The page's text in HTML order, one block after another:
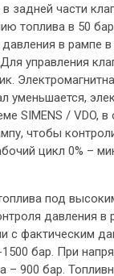
задней части
топлива в 50
в рампе в
управления
уменьшается,
SIMENS / VDO,
чтобы
цикл 0%
под
давления
с фактическим
бар. При
– 900 бар.